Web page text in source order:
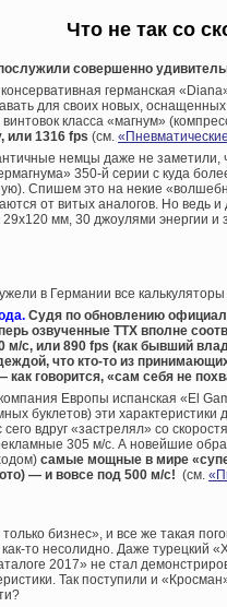
Что не так со
совершенно
германская
для своих новых,
класса «магнум»
или 1316 fps (см.
немцы даже не заметили,
350-й серии с куда
Спишем это на некие
от витых аналогов. Но ведь
мм, 30 джоулями энергии
в Германии все
Судя по обновлению
озвученные ТТХ вполне
м/с, или 890 fps (как бывший
что кто-то из
как говорится, «сам себя не
Европы испанская «El
буклетов) эти
вдруг «застрелял» со
305 м/с. А новейшие
самые мощные в мире
— и вовсе под 500 м/с! (см.
бизнес», и все же такая
то несолидно. Даже турецкий
2017» не стал
Так поступили и